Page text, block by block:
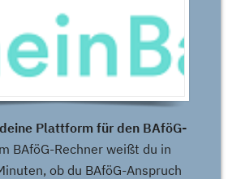
Plattform für den BAföG-
BAföG-Rechner weißt du in
ob du BAföG-Anspruch